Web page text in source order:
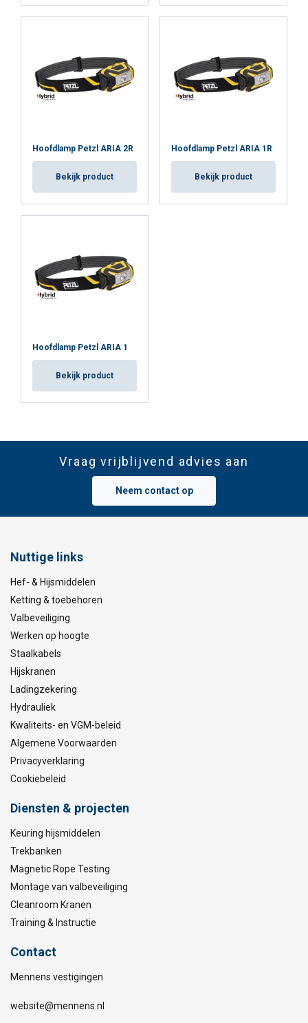
Hoofdlamp Petzl ARIA 2R
Bekijk product
Hoofdlamp Petzl ARIA 1R
Bekijk product
Hoofdlamp Petzl ARIA 1
Bekijk product
Vraag vrijblijvend advies aan
Neem contact op
Nuttige links
Hef- & Hijsmiddelen
Ketting & toebehoren
Valbeveiliging
Werken op hoogte
Staalkabels
Hijskranen
Ladingzekering
Hydrauliek
Kwaliteits- en VGM-beleid
Algemene Voorwaarden
Privacyverklaring
Cookiebeleid
Diensten & projecten
Keuring hijsmiddelen
Trekbanken
Magnetic Rope Testing
Montage van valbeveiliging
Cleanroom Kranen
Training & Instructie
Contact
Mennens vestigingen
website@mennens.nl